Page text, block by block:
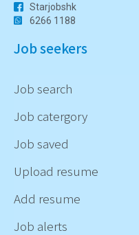
Starjobshk
6266 1188
Job seekers
Job search
Job catergory
Job saved
Upload resume
Add resume
Job alerts